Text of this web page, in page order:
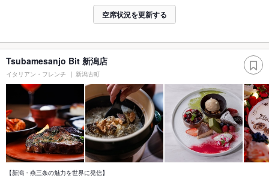
空席状況を更新する
Tsubamesanjo Bit 新潟店
イタリアン・フレンチ 新潟古町
【新潟・燕三条の魅力を世界に発信】